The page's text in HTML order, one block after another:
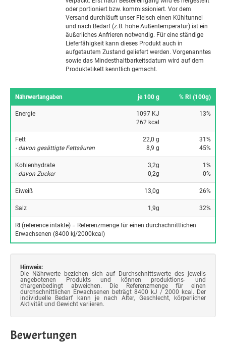
oder portioniert bzw. kommissioniert. Vor dem
Versand durchläuft unser Fleisch einen Kühltunnel
und nach Bedarf (z.B. hohe Außentemperatur) ist ein
äußerliches Anfrieren notwendig. Für eine ständige
Lieferfähigkeit kann dieses Produkt auch in
aufgetautem Zustand geliefert werden. Vorgenanntes
sowie das Mindesthaltbarkeitsdatum wird auf dem
Produktetikett kenntlich gemacht.
Nährwertangaben je 100 g % RI (100g)
Energie
1097 KJ
262 kcal
13%
Fett
- davon gesättigte Fettsäuren
22,0 g
8,9 g
31%
45%
Kohlenhydrate
- davon Zucker
3,2g
0,2g
1%
0%
Eiweiß 13,0g 26%
Salz 1,9g 32%
RI (reference intakte) = Referenzmenge für einen durchschnittlichen
Erwachsenen (8400 kj/2000kcal)
Hinweis:
Die Nährwerte beziehen sich auf Durchschnittswerte des jeweils
angebotenen Produkts und können produktions- und
chargenbedingt abweichen. Die Referenzmenge für einen
durchschnittlichen Erwachsenen beträgt 8400 kJ / 2000 kcal. Der
individuelle Bedarf kann je nach Alter, Geschlecht, körperlicher
Aktivität und Gewicht variieren.
Bewertungen